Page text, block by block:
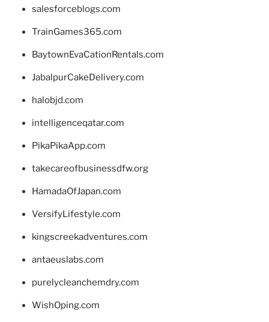
salesforceblogs.com
TrainGames365.com
BaytownEvaCationRentals.com
JabalpurCakeDelivery.com
halobjd.com
intelligenceqatar.com
PikaPikaApp.com
takecareofbusinessdfw.org
HamadaOfJapan.com
VersifyLifestyle.com
kingscreekadventures.com
antaeuslabs.com
purelycleanchemdry.com
WishOping.com